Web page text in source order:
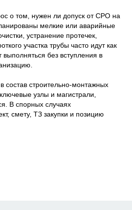
о том, нужен ли допуск от СРО на
мелкие или аварийные
устранение протечек,
участка трубы часто идут как
без вступления в
состав строительно-монтажных
узлы и магистрали,
В спорных случаях
смету, ТЗ закупки и позицию